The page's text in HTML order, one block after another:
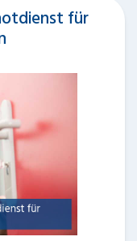
für